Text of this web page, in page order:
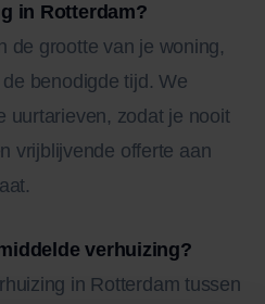
in Rotterdam?
de grootte van je woning,
benodigde tijd. We
uurtarieven, zodat je nooit
vrijblijvende offerte aan
verhuizing?
in Rotterdam tussen